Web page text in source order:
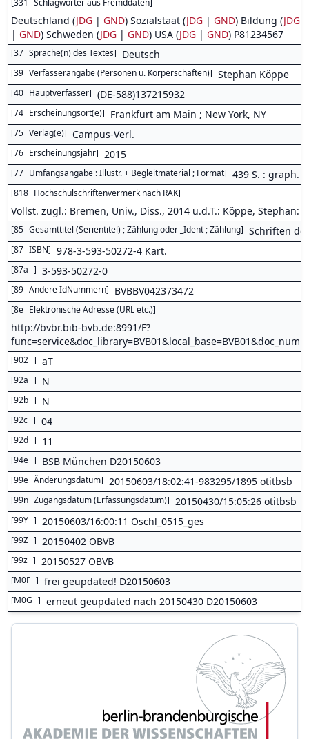
[331 Schlagwörter aus Fremddaten]
Deutschland (JDG | GND) Sozialstaat (JDG | GND) Bildung (JDG
| GND) Schweden (JDG | GND) USA (JDG | GND) P81234567
[37 Sprache(n) des Textes] Deutsch
[39 Verfasserangabe (Personen u. Körperschaften)] Stephan Köppe
[40 Hauptverfasser] (DE-588)137215932
[74 Erscheinungsort(e)] Frankfurt am Main ; New York, NY
[75 Verlag(e)] Campus-Verl.
[76 Erscheinungsjahr] 2015
[77 Umfangsangabe : Illustr. + Begleitmaterial ; Format] 439 S. : graph.
[818 Hochschulschriftenvermerk nach RAK]
Vollst. zugl.: Bremen, Univ., Diss., 2014 u.d.T.: Köppe,
[85 Gesamttitel (Serientitel) ; Zählung oder _Ident ; Zählung] Schriften
[87 ISBN] 978-3-593-50272-4 Kart.
[87a ] 3-593-50272-0
[89 Andere IdNummern] BVBBV042373472
[8e Elektronische Adresse (URL etc.)]
http://bvbr.bib-bvb.de:8991/F?
[902 ] aT
[92a ] N
[92b ] N
[92c ] 04
[92d ] 11
[94e ] BSB München D20150603
[99e Änderungsdatum] 20150603/18:02:41-983295/1895 otitbsb
[99n Zugangsdatum (Erfassungsdatum)] 20150430/15:05:26 otitbsb
[99Y ] 20150603/16:00:11 Oschl_0515_ges
[99Z ] 20150402 OBVB
[99z ] 20150527 OBVB
[M0F ] frei geupdated! D20150603
[M0G ] erneut geupdated nach 20150430 D20150603